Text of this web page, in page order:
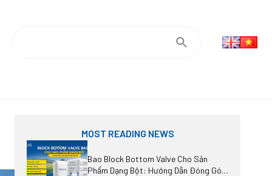
MOST READING NEWS
Bao Block Bottom Valve Cho Sản
Phẩm Dạng Bột: Hướng Dẫn Đóng Gói